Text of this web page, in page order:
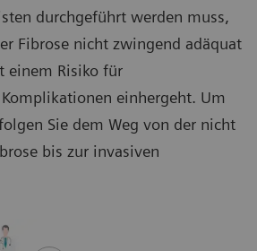
durchgeführt werden muss,
Fibrose nicht zwingend adäquat
einem Risiko für
einhergeht. Um
Sie dem Weg von der nicht
bis zur invasiven